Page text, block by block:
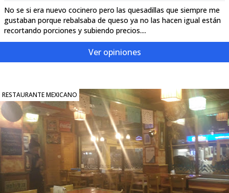
No se si era nuevo cocinero pero las quesadillas que siempre me
gustaban porque rebalsaba de queso ya no las hacen igual están
recortando porciones y subiendo precios....
Ver opiniones
RESTAURANTE MEXICANO